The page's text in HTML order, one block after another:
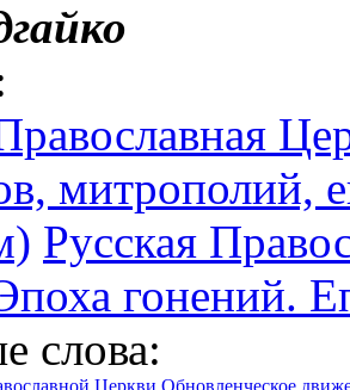
митрополий,
Русская
гонений.
слова: